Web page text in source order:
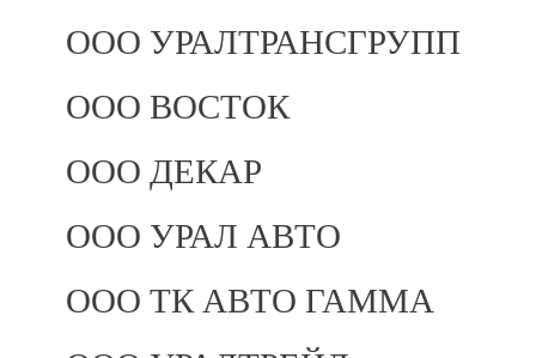
ООО УРАЛТРАНСГРУПП
ООО ВОСТОК
ООО ДЕКАР
ООО УРАЛ АВТО
ООО ТК АВТО ГАММА